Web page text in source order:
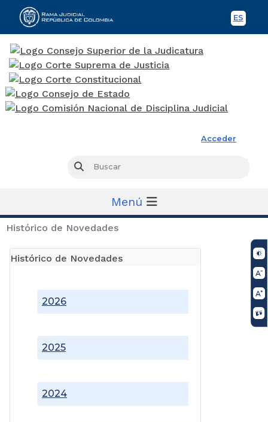
ES
Acceder
Buscar
Menú
Histórico de Novedades
Histórico de Novedades
2024
2025
2026